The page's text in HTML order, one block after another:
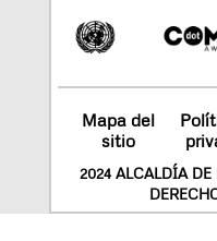
Mapa del
sitio
2024 ALCALDÍA